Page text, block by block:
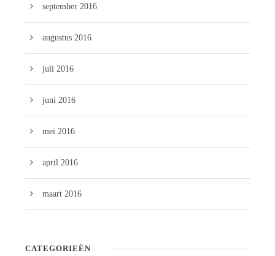
september 2016
augustus 2016
juli 2016
juni 2016
mei 2016
april 2016
maart 2016
CATEGORIEËN